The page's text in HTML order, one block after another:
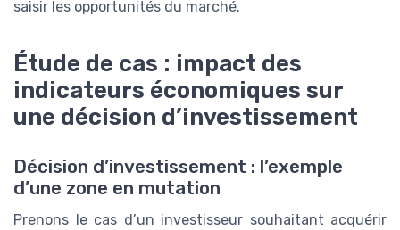
saisir les opportunités du marché.
Étude de cas : impact des
indicateurs économiques sur
une décision d’investissement
Décision d’investissement : l’exemple
d’une zone en mutation
Prenons le cas d’un investisseur souhaitant acquérir